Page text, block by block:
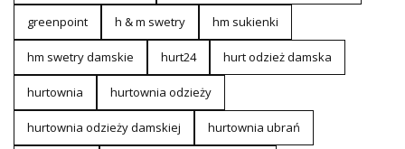
greenpoint h & m swetry hm sukienki
hm swetry damskie hurt24 hurt odzież damska
hurtownia hurtownia odzieży
hurtownia odzieży damskiej hurtownia ubrań